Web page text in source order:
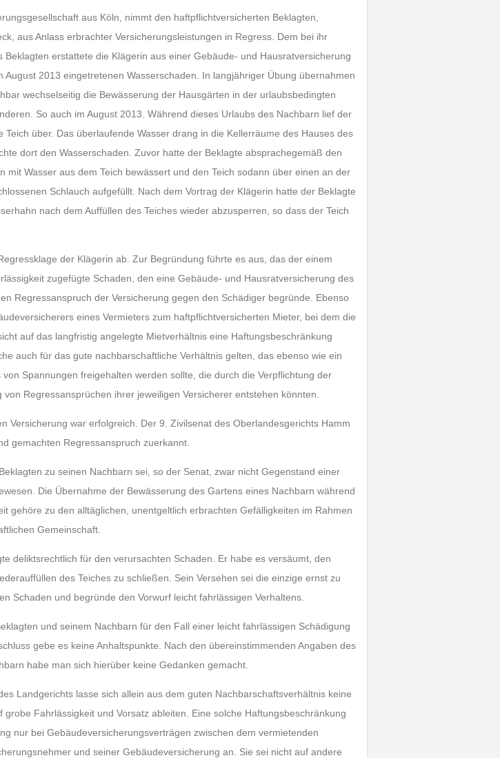
aus Köln, nimmt den haftpflichtversicherten Beklagten,
aus Anlass erbrachter Versicherungsleistungen in Regress. Dem bei ihr
Beklagten erstattete die Klägerin aus einer Gebäude- und Hausratversicherung
August 2013 eingetretenen Wasserschaden. In langjähriger Übung übernahmen
wechselseitig die Bewässerung der Hausgärten in der urlaubsbedingten
So auch im August 2013. Während dieses Urlaubs des Nachbarn lief der
Teich über. Das überlaufende Wasser drang in die Kellerräume des Hauses des
dort den Wasserschaden. Zuvor hatte der Beklagte absprachegemäß den
mit Wasser aus dem Teich bewässert und den Teich sodann über einen an der
Schlauch aufgefüllt. Nach dem Vortrag der Klägerin hatte der Beklagte
nach dem Auffüllen des Teiches wieder abzusperren, so dass der Teich
der Klägerin ab. Zur Begründung führte es aus, das der einem
zugefügte Schaden, den eine Gebäude- und Hausratversicherung des
Regressanspruch der Versicherung gegen den Schädiger begründe. Ebenso
eines Vermieters zum haftpflichtversicherten Mieter, bei dem die
auf das langfristig angelegte Mietverhältnis eine Haftungsbeschränkung
auch für das gute nachbarschaftliche Verhältnis gelten, das ebenso wie ein
Spannungen freigehalten werden sollte, die durch die Verpflichtung der
Regressansprüchen ihrer jeweiligen Versicherer entstehen könnten.
Versicherung war erfolgreich. Der 9. Zivilsenat des Oberlandesgerichts Hamm
gemachten Regressanspruch zuerkannt.
zu seinen Nachbarn sei, so der Senat, zwar nicht Gegenstand einer
Die Übernahme der Bewässerung des Gartens eines Nachbarn während
gehöre zu den alltäglichen, unentgeltlich erbrachten Gefälligkeiten im Rahmen
Gemeinschaft.
deliktsrechtlich für den verursachten Schaden. Er habe es versäumt, den
des Teiches zu schließen. Sein Versehen sei die einzige ernst zu
Schaden und begründe den Vorwurf leicht fahrlässigen Verhaltens.
und seinem Nachbarn für den Fall einer leicht fahrlässigen Schädigung
gebe es keine Anhaltspunkte. Nach den übereinstimmenden Angaben des
habe man sich hierüber keine Gedanken gemacht.
Landgerichts lasse sich allein aus dem guten Nachbarschaftsverhältnis keine
grobe Fahrlässigkeit und Vorsatz ableiten. Eine solche Haftungsbeschränkung
nur bei Gebäudeversicherungsverträgen zwischen dem vermietenden
und seiner Gebäudeversicherung an. Sie sei nicht auf andere